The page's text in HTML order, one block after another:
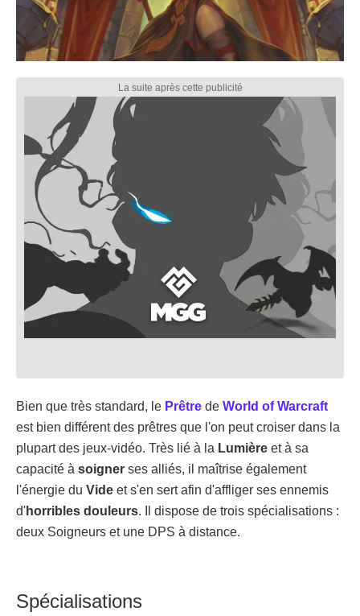
Bien que très standard, le Prêtre de World of Warcraft
est bien différent des prêtres que l'on peut croiser dans la
plupart des jeux-vidéo. Très lié à la Lumière et à sa
capacité à soigner ses alliés, il maîtrise également
l'énergie du Vide et s'en sert afin d'affliger ses ennemis
d'horribles douleurs. Il dispose de trois spécialisations :
deux Soigneurs et une DPS à distance.
Spécialisations